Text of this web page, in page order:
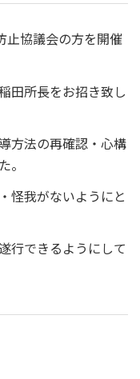
協議会の方を開催
田所長をお招き致し
方法の再確認・心構
。
怪我がないようにと
行できるようにして